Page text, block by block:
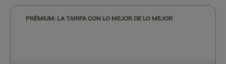
PRÉMIUM: LA TARIFA CON LO MEJOR DE LO MEJOR